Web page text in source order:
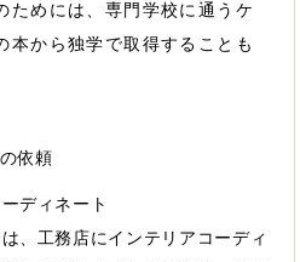
ためには、専門学校に通うケ
本から独学で取得することも
依頼
ディネート
、工務店にインテリアコーディ